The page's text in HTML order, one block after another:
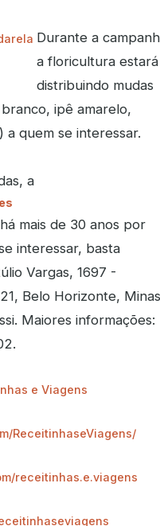
Durante a
a floricultura estará
distribuindo mudas
ipê amarelo,
quem se interessar.
a
mais de 30 anos por
interessar, basta
Vargas, 1697 -
Belo Horizonte, Minas
Maiores informações:
e Viagens
ReceitinhaseViagens/
receitinhas.e.viagens